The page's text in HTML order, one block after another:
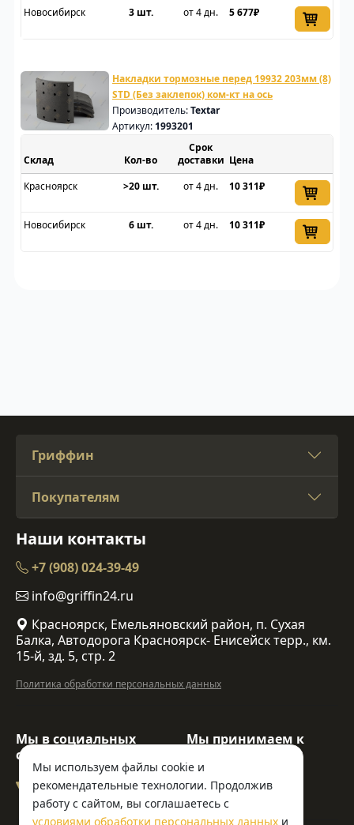
Новосибирск
3 шт. от 4 дн. 5 677₽
Накладки тормозные перед 19932 203мм (8)
STD (Без заклепок) ком-кт на ось
Производитель:Textar
Артикул: 1993201
Склад
Срок
доставки Цена
Красноярск
>20 шт. от 4 дн. 10 311₽
Новосибирск 6 шт. от 4 дн. 10 311₽
Мы используем файлы cookie и
рекомендательные технологии. Продолжив
работу с сайтом, вы соглашаетесь с
условиями обработки персональных данных и
Гриффин
Покупателям
Наши контакты
+7 (908) 024-39-49
info@griffin24.ru
Красноярск, Емельяновский район, п. Сухая
Балка, Автодорога Красноярск- Енисейск терр., км.
15-й, зд. 5, стр. 2
Политика обработки персональных данных
Мы в социальных
сетях:
Мы принимаем к